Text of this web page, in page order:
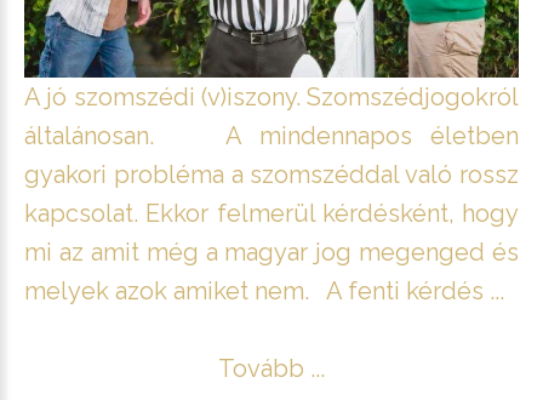
A jó szomszédi (v)iszony. Szomszédjogokról
általánosan. A mindennapos életben
gyakori probléma a szomszéddal való rossz
kapcsolat. Ekkor felmerül kérdésként, hogy
mi az amit még a magyar jog megenged és
melyek azok amiket nem. A fenti kérdés ...
Tovább ...